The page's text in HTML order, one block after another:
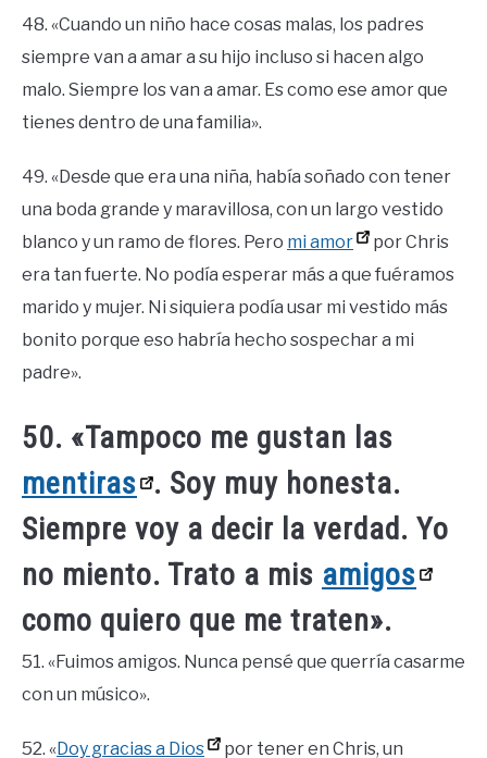
48. «Cuando un niño hace cosas malas, los padres
siempre van a amar a su hijo incluso si hacen algo
malo. Siempre los van a amar. Es como ese amor que
tienes dentro de una familia».
49. «Desde que era una niña, había soñado con tener
una boda grande y maravillosa, con un largo vestido
blanco y un ramo de flores. Pero mi amor
por Chris
era tan fuerte. No podía esperar más a que fuéramos
marido y mujer. Ni siquiera podía usar mi vestido más
bonito porque eso habría hecho sospechar a mi
padre».
50. «Tampoco me gustan las
mentiras . Soy muy honesta.
Siempre voy a decir la verdad. Yo
no miento. Trato a mis amigos
como quiero que me traten».
51. «Fuimos amigos. Nunca pensé que querría casarme
con un músico».
52. «Doy gracias a Dios
por tener en Chris, un